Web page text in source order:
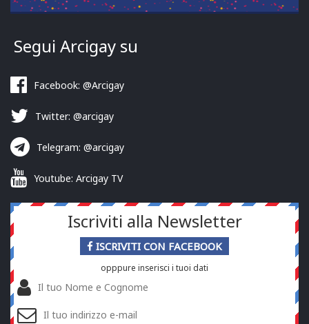
Segui Arcigay su
Facebook: @Arcigay
Twitter: @arcigay
Telegram: @arcigay
Youtube: Arcigay TV
Iscriviti alla Newsletter
ISCRIVITI CON FACEBOOK
opppure inserisci i tuoi dati